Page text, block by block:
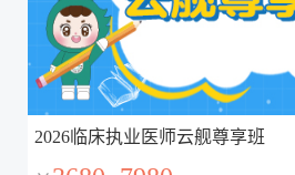
2026临床执业医师云舰尊享班